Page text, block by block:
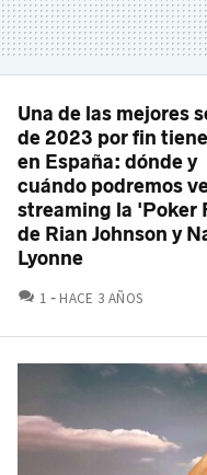
Una de las mejores
de 2023 por fin
en España: dónde y
cuándo podremos
streaming la 'Poker
de Rian Johnson y
Lyonne
1 COMENTARIOS
HACE 3 AÑOS